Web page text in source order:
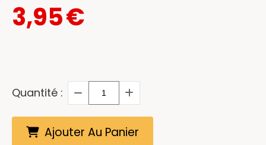
3,95€
Quantité :
Ajouter Au Panier